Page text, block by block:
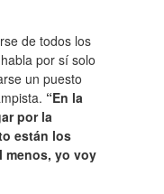
de todos los
por sí solo
un puesto
“En la
por la
están los
menos, yo voy